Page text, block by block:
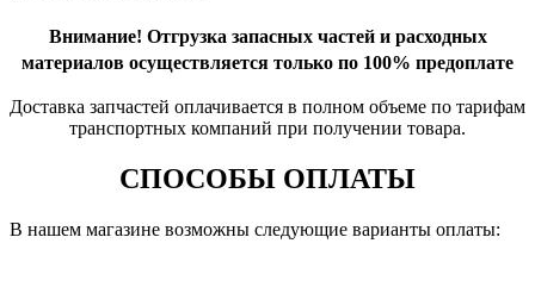
Внимание! Отгрузка запасных частей и расходных
материалов осуществляется только по 100% предоплате
Доставка запчастей оплачивается в полном объеме по тарифам
транспортных компаний при получении товара.
СПОСОБЫ ОПЛАТЫ
В нашем магазине возможны следующие варианты оплаты: